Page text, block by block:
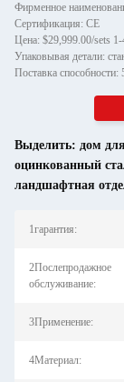
Фирменное
Сертификация: CE
Цена: $29,999.00/sets 1-
Поставка способности:
Выделить: дом
оцинкованный
ландшафтная
1гарантия:
2Послепродажное
обслуживание:
3Применение:
4Материал: